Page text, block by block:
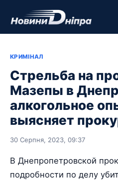
КРИМІНАЛ
Стрельба на
Мазепы в
алкогольное
выясняет
30 Серпня, 2023, 09:37
В Днепропетровской
подробности по делу